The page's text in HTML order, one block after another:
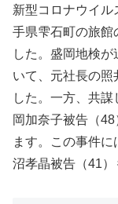
新型コロナウイ
手県雫石町の旅館
した。盛岡地検
いて、元社長の照
した。一方、共
岡加奈子被告（
ます。この事件
沼孝晶被告（41）